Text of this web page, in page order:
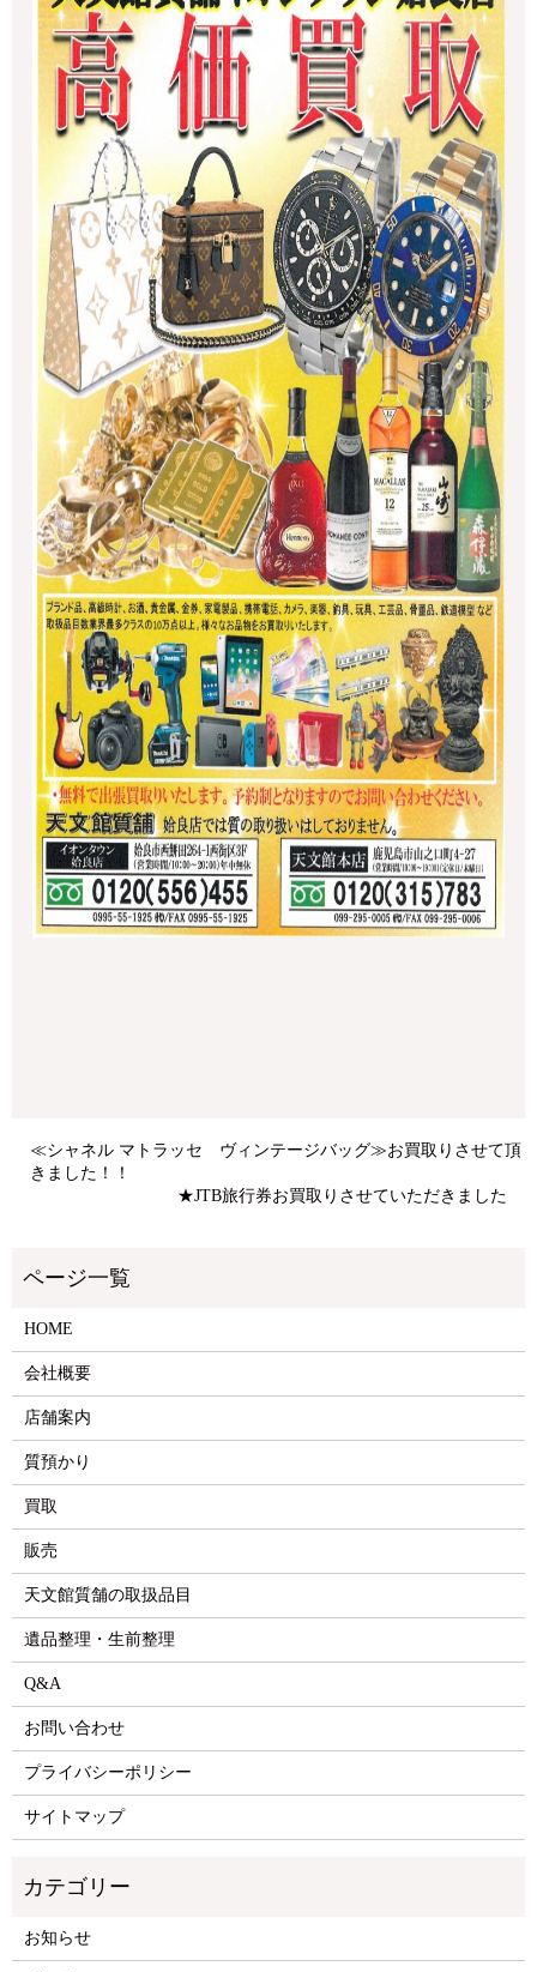
≪シャネル マトラッセ ヴィンテージバッグ≫お買取りさせて頂
きました！！
★JTB旅行券お買取りさせていただきました
HOME
会社概要
店舗案内
質預かり
買取
販売
天文館質舗の取扱品目
遺品整理・生前整理
Q&A
お問い合わせ
プライバシーポリシー
サイトマップ
お知らせ